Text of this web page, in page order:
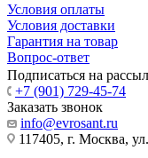
Условия оплаты
Условия доставки
Гарантия на товар
Вопрос-ответ
Подписаться на
+7 (901) 729-45-74
Заказать звонок
info@evrosant.ru
117405, г. Москва,